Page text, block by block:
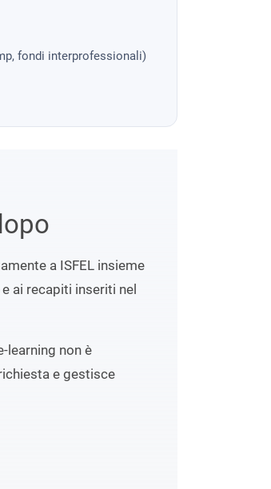
fondi interprofessionali)
a ISFEL insieme
ai recapiti inseriti nel
learning non è
e gestisce